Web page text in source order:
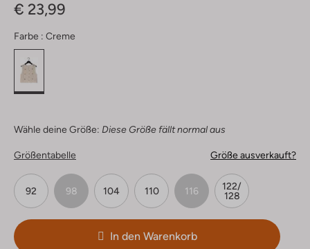
€ 23,99
Farbe : Creme
Wähle deine Größe: Diese Größe fällt normal aus
Größentabelle Größe ausverkauft?
92 98 104 110 116
122/
128
In den Warenkorb